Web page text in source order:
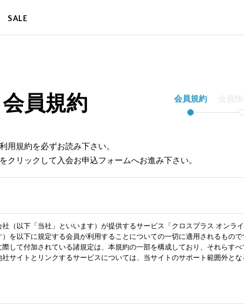
SALE
員規約 会員規約 会員
用規約を必ずお読み下さい。
クリックして入会お申込フォームへお進み下さい。
（以下「当社」といいます）が提供するサービス「クロスプラス オンラ
を以下に規定する会員が利用することについての一切に適用されるもので
して付加されている諸規定は、本規約の一部を構成しており、それらす
サイトとリンクするサービスについては、当サイトのサポート範囲外と